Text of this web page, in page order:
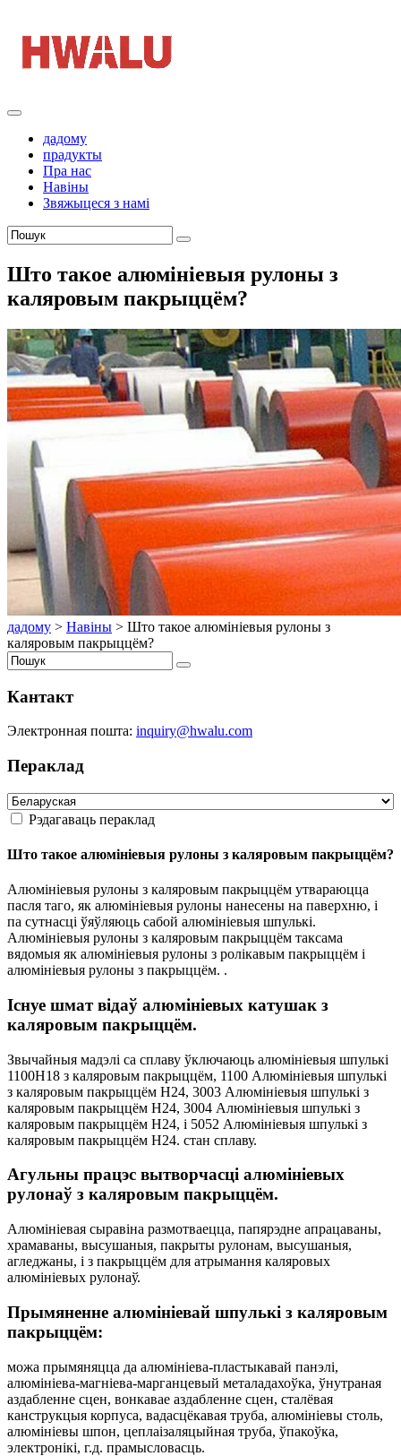
дадому
прадукты
Пра нас
Навіны
Звяжыцеся з намі
Што такое алюмініевыя рулоны з
каляровым пакрыццём?
дадому > Навіны > Што такое алюмініевыя рулоны з
каляровым пакрыццём?
Кантакт
Электронная пошта: inquiry@hwalu.com
Пераклад
Рэдагаваць пераклад
Што такое алюмініевыя рулоны з каляровым пакрыццём?
Алюмініевыя рулоны з каляровым пакрыццём утвараюцца
пасля таго, як алюмініевыя рулоны нанесены на паверхню, і
па сутнасці ўяўляюць сабой алюмініевыя шпулькі.
Алюмініевыя рулоны з каляровым пакрыццём таксама
вядомыя як алюмініевыя рулоны з ролікавым пакрыццём і
алюмініевыя рулоны з пакрыццём. .
Існуе шмат відаў алюмініевых катушак з
каляровым пакрыццём.
Звычайныя мадэлі са сплаву ўключаюць алюмініевыя шпулькі
1100H18 з каляровым пакрыццём, 1100 Алюмініевыя шпулькі
з каляровым пакрыццём H24, 3003 Алюмініевыя шпулькі з
каляровым пакрыццём H24, 3004 Алюмініевыя шпулькі з
каляровым пакрыццём H24, і 5052 Алюмініевыя шпулькі з
каляровым пакрыццём H24. стан сплаву.
Агульны працэс вытворчасці алюмініевых
рулонаў з каляровым пакрыццём.
Алюмініевая сыравіна размотваецца, папярэдне апрацаваны,
храмаваны, высушаныя, пакрыты рулонам, высушаныя,
агледжаны, і з пакрыццём для атрымання каляровых
алюмініевых рулонаў.
Прымяненне алюмініевай шпулькі з каляровым
пакрыццём:
можа прымяняцца да алюмініева-пластыкавай панэлі,
алюмініева-магніева-марганцевый металадахоўка, ўнутраная
аздабленне сцен, вонкавае аздабленне сцен, сталёвая
канструкцыя корпуса, вадасцёкавая труба, алюмініевы столь,
алюмініевы шпон, цеплаізаляцыйная труба, ўпакоўка,
электронікі, г.д. прамысловасць.